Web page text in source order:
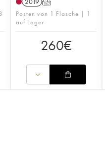
Posten von 1 Flasche | 1
auf Lager
260€